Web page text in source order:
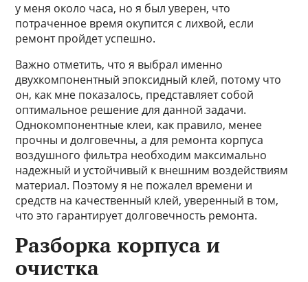
у меня около часа, но я был уверен, что
потраченное время окупится с лихвой, если
ремонт пройдет успешно.
Важно отметить, что я выбрал именно
двухкомпонентный эпоксидный клей, потому что
он, как мне показалось, представляет собой
оптимальное решение для данной задачи.
Однокомпонентные клеи, как правило, менее
прочны и долговечны, а для ремонта корпуса
воздушного фильтра необходим максимально
надежный и устойчивый к внешним воздействиям
материал. Поэтому я не пожалел времени и
средств на качественный клей, уверенный в том,
что это гарантирует долговечность ремонта.
Разборка корпуса и
очистка